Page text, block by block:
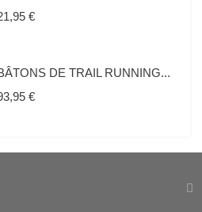
€Prix
DE TRAIL RUNNING...
€Prix